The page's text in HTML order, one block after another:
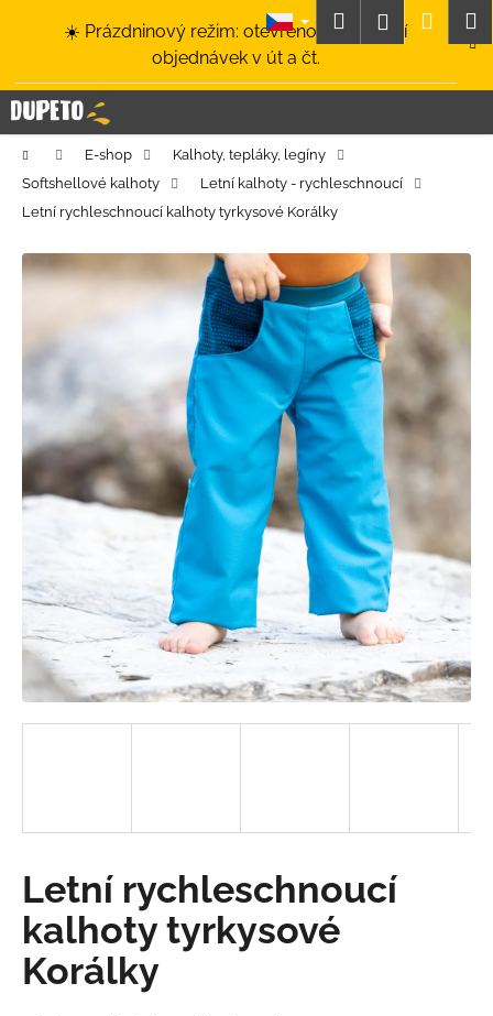
☀️ Prázdninový režim: otevřeno a odesílání
objednávek v út a čt.
HledatPřihlášení
Domů E-shop
Kalhoty, tepláky, legíny
Softshellové kalhoty
Letní kalhoty - rychleschnoucí
Letní rychleschnoucí kalhoty tyrkysové Korálky
Letní rychleschnoucí
kalhoty tyrkysové
Korálky
í
k C
o
p
o
ř
e
u
e
t
e
n
a
í
t
?
p
o
r
u
č